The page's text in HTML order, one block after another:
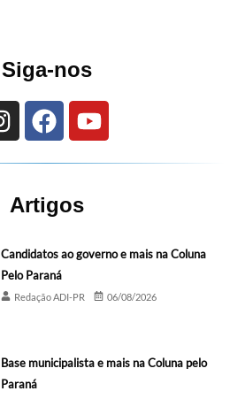
Siga-nos
Artigos
Candidatos ao governo e mais na Coluna
Pelo Paraná
Redação ADI-PR 06/08/2026
Base municipalista e mais na Coluna pelo
Paraná